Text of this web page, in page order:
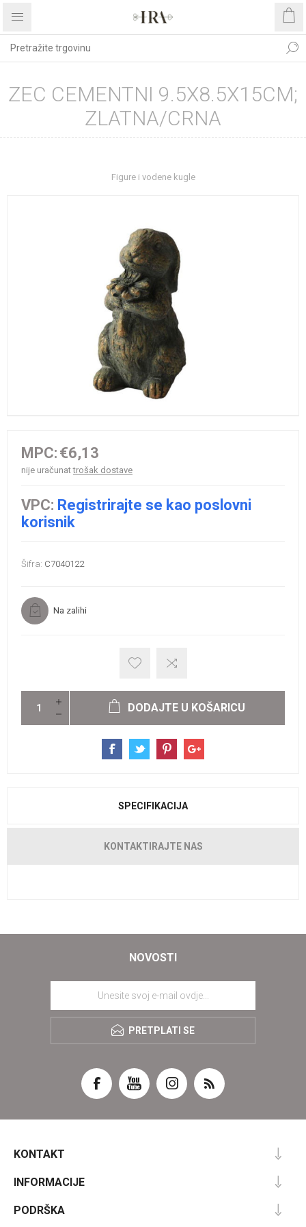
ZEC CEMENTNI 9.5X8.5X15CM;
ZLATNA/CRNA
Figure i vodene kugle
MPC: €6,13
nije uračunattrošak dostave
VPC: Registrirajte se kao poslovni
korisnik
Šifra: C7040122
Na zalihi
DODAJTE U KOŠARICU
SPECIFIKACIJA
KONTAKTIRAJTE NAS
NOVOSTI
PRETPLATI SE
KONTAKT
INFORMACIJE
PODRŠKA